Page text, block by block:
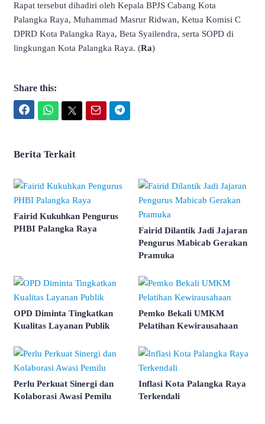
Rapat tersebut dihadiri oleh Kepala BPJS Cabang Kota
Palangka Raya, Muhammad Masrur Ridwan, Ketua Komisi C
DPRD Kota Palangka Raya, Beta Syailendra, serta SOPD di
lingkungan Kota Palangka Raya. (Ra)
Share this:
Berita Terkait
Fairid Kukuhkan Pengurus
PHBI Palangka Raya
Fairid Dilantik Jadi Jajaran
Pengurus Mabicab Gerakan
Pramuka
OPD Diminta Tingkatkan
Kualitas Layanan Publik
Pemko Bekali UMKM
Pelatihan Kewirausahaan
Perlu Perkuat Sinergi dan
Kolaborasi Awasi Pemilu
Inflasi Kota Palangka Raya
Terkendali